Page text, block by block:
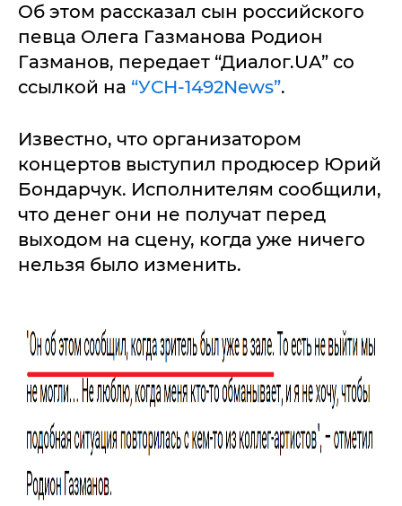
Об этом рассказал сын российского
певца Олега Газманова Родион
Газманов, передает “Диалог.UA” со
ссылкой на “УСН-1492News”.
Известно, что организатором
концертов выступил продюсер Юрий
Бондарчук. Исполнителям сообщили,
что денег они не получат перед
выходом на сцену, когда уже ничего
нельзя было изменить.